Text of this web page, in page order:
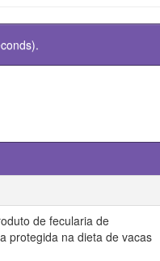
de fecularia de
protegida na dieta de vacas